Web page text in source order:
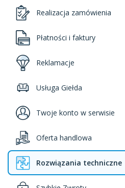
Realizacja zamówienia
Płatności i faktury
Reklamacje
Usługa Giełda
Twoje konto w serwisie
Oferta handlowa
Rozwiązania techniczne